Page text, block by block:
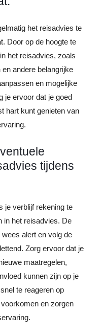
het reisadvies te
Door op de hoogte te
het reisadvies, zoals
andere belangrijke
en mogelijke
je ervoor dat je goed
hart kunt genieten van
tijdens
je verblijf rekening te
in het reisadvies. De
alert en volg de
Zorg ervoor dat je
maatregelen,
kunnen zijn op je
te reageren op
en zorgen